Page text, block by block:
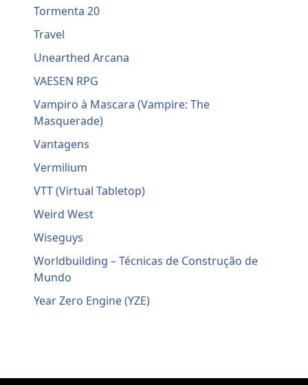
Tormenta 20
Travel
Unearthed Arcana
VAESEN RPG
Vampiro à Mascara (Vampire: The
Masquerade)
Vantagens
Vermilium
VTT (Virtual Tabletop)
Weird West
Wiseguys
Worldbuilding – Técnicas de Construção de
Mundo
Year Zero Engine (YZE)